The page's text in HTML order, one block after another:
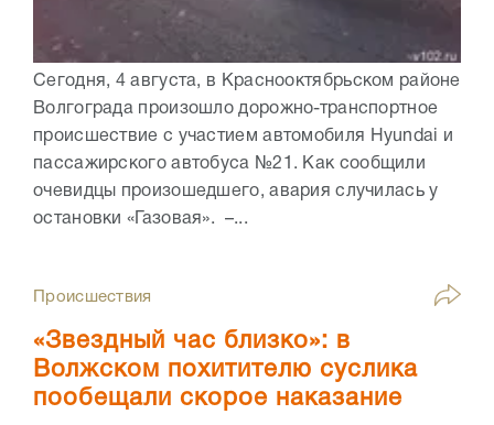
Сегодня, 4 августа, в Краснооктябрьском районе
Волгограда произошло дорожно-транспортное
происшествие с участием автомобиля Hyundai и
пассажирского автобуса №21. Как сообщили
очевидцы произошедшего, авария случилась у
остановки «Газовая». –...
Происшествия
«Звездный час близко»: в
Волжском похитителю суслика
пообещали скорое наказание